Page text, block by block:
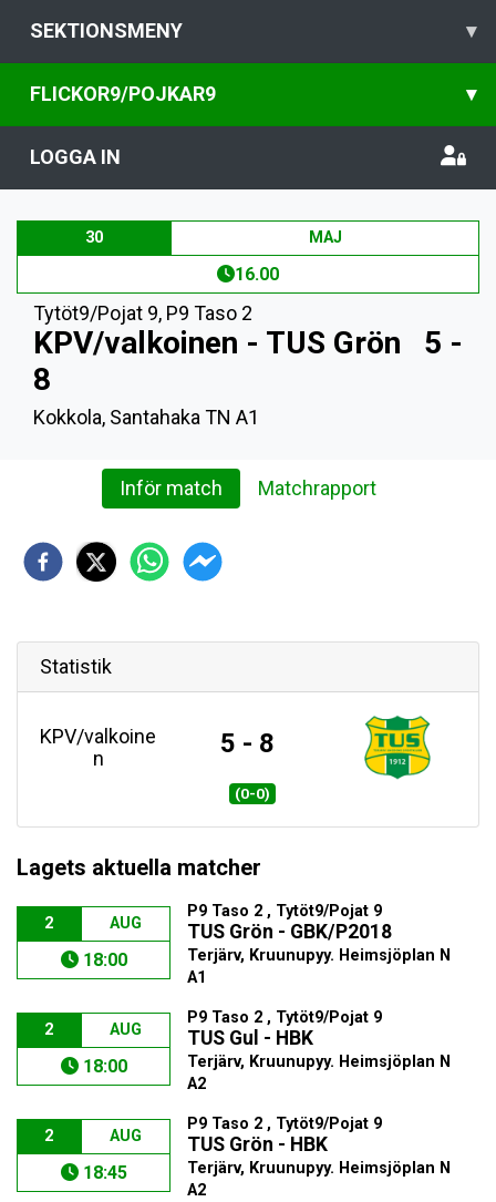
SEKTIONSMENY ▾
FLICKOR9/POJKAR9 ▾
LOGGA IN
30 MAJ
16.00
Tytöt9/Pojat 9, P9 Taso 2
KPV/valkoinen - TUS Grön
5 -
8
Kokkola, Santahaka TN A1
Inför match Matchrapport
Statistik
KPV/valkoine
n
5 - 8
(0-0)
Lagets aktuella matcher
2 AUG
18:00
P9 Taso 2 , Tytöt9/Pojat 9
TUS Grön - GBK/P2018
Terjärv, Kruunupyy. Heimsjöplan N
A1
2 AUG
18:00
P9 Taso 2 , Tytöt9/Pojat 9
TUS Gul - HBK
Terjärv, Kruunupyy. Heimsjöplan N
A2
2 AUG
18:45
P9 Taso 2 , Tytöt9/Pojat 9
TUS Grön - HBK
Terjärv, Kruunupyy. Heimsjöplan N
A2